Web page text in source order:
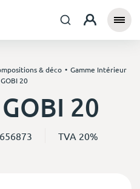
& déco
Gamme Intérieur
20
20
TVA 20%